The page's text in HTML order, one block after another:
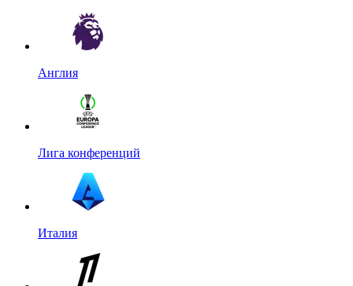
Англия
Лига конференций
Италия